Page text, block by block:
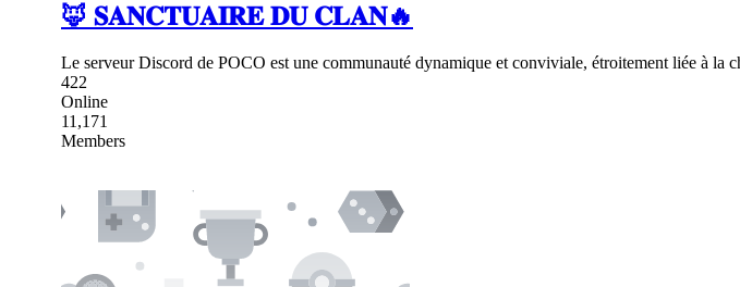
🦊 𝐒𝐀𝐍𝐂𝐓𝐔𝐀𝐈𝐑𝐄 𝐃𝐔 𝐂𝐋𝐀𝐍🔥
Le serveur Discord de POCO est une communauté dynamique et conviviale, étroitement liée à
422
Online
11,171
Members